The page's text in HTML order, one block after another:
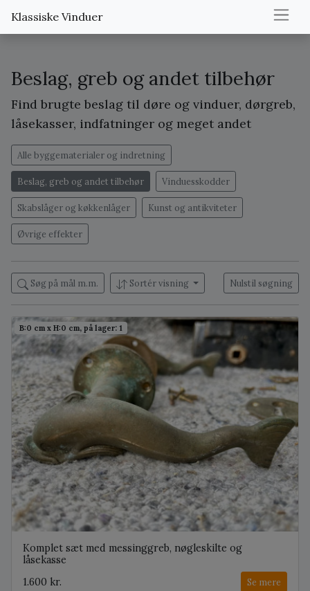
Klassiske Vinduer
Beslag, greb og andet tilbehør
Find brugte beslag til døre og vinduer, dørgreb,
låsekasser, indfatninger og meget andet
Alle byggematerialer og indretning
Beslag, greb og andet tilbehør Vinduesskodder
Skabslåger og køkkenlåger Kunst og antikviteter
Øvrige effekter
Søg på mål m.m. Sortér visning Nulstil søgning
B:0 cm x H:0 cm, på lager: 1
Komplet sæt med messinggreb, nøgleskilte og
låsekasse
1.600 kr.
Se mere